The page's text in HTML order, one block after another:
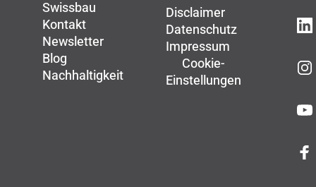
Swissbau
Kontakt
Newsletter
Blog
Nachhaltigkeit
Disclaimer
Datenschutz
Impressum
Cookie-
Einstellungen